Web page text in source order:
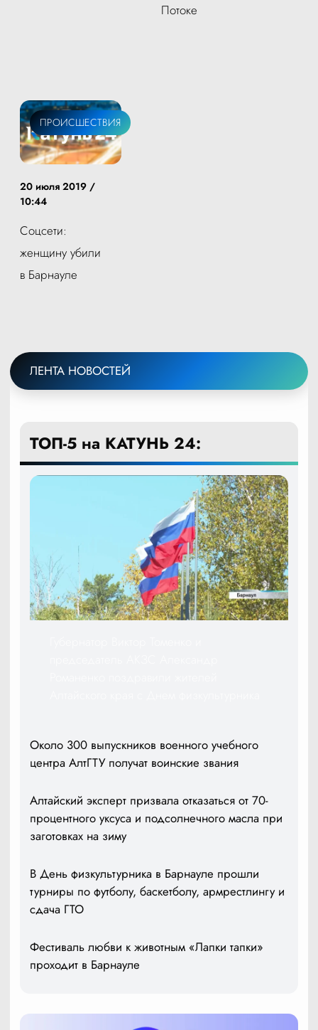
Потоке
ПРОИСШЕСТВИЯ
20 июля 2019 /
10:44
Соцсети:
женщину убили
в Барнауле
ЛЕНТА НОВОСТЕЙ
ТОП-5 на КАТУНЬ 24:
Около 300 выпускников военного учебного
центра АлтГТУ получат воинские звания
Алтайский эксперт призвала отказаться от 70-
процентного уксуса и подсолнечного масла при
заготовках на зиму
В День физкультурника в Барнауле прошли
турниры по футболу, баскетболу, армрестлингу и
сдача ГТО
Фестиваль любви к животным «Лапки тапки»
проходит в Барнауле